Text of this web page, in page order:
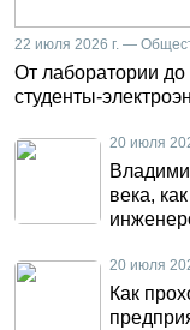
22 июля 2026 г. —
От лаборатории до
студенты-
20 июля
века,
20 июля
Как